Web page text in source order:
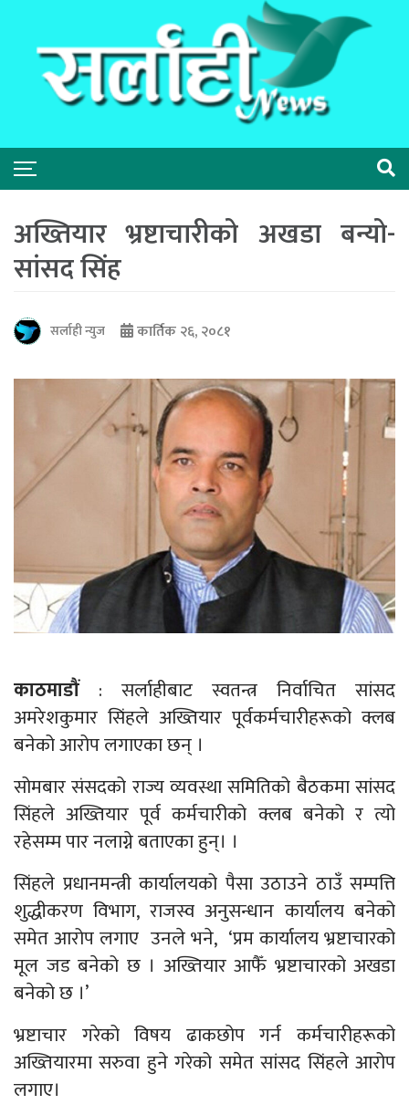
अख्तियार भ्रष्टाचारीको अखडा बन्यो-
सांसद सिंह
सर्लाही न्युज कार्तिक २६, २०८१
काठमाडौं: सर्लाहीबाट स्वतन्त्र निर्वाचित सांसद
अमरेशकुमार सिंहले अख्तियार पूर्वकर्मचारीहरूको क्लब
बनेको आरोप लगाएका छन् ।
सोमबार संसदको राज्य व्यवस्था समितिको बैठकमा सांसद
सिंहले अख्तियार पूर्व कर्मचारीको क्लब बनेको र त्यो
रहेसम्म पार नलाग्ने बताएका हुन्। ।
सिंहले प्रधानमन्त्री कार्यालयको पैसा उठाउने ठाउँ सम्पत्ति
शुद्धीकरण विभाग, राजस्व अनुसन्धान कार्यालय बनेको
समेत आरोप लगाए उनले भने, ‘प्रम कार्यालय भ्रष्टाचारको
मूल जड बनेको छ । अख्तियार आफैँ भ्रष्टाचारको अखडा
बनेको छ ।’
भ्रष्टाचार गरेको विषय ढाकछोप गर्न कर्मचारीहरूको
अख्तियारमा सरुवा हुने गरेको समेत सांसद सिंहले आरोप
लगाए।